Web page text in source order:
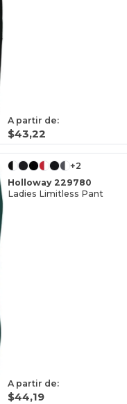
A partir de:
$43,22
+2
Holloway 229780
Ladies Limitless Pant
A partir de:
$44,19